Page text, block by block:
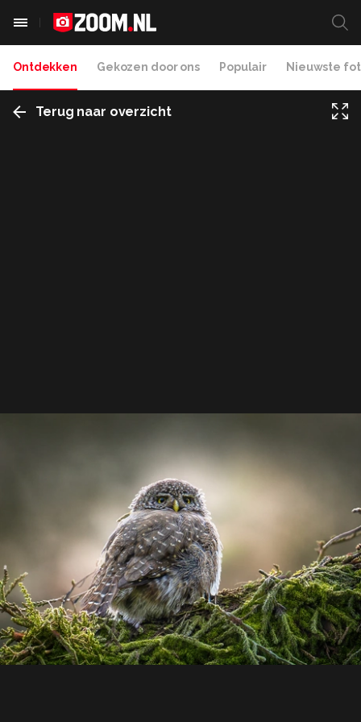
Ontdekken Gekozen door ons Populair Nieuwste
Terug naar overzicht